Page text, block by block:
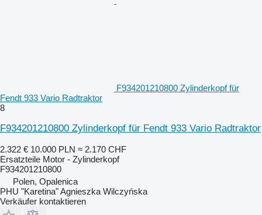
F934201210800 Zylinderkopf für
Fendt 933 Vario Radtraktor
8
F934201210800 Zylinderkopf für Fendt 933 Vario Radtraktor
2.322 € 10.000 PLN ≈ 2.170 CHF
Ersatzteile Motor - Zylinderkopf
F934201210800
Polen, Opalenica
PHU "Karetina" Agnieszka Wilczyńska
Verkäufer kontaktieren